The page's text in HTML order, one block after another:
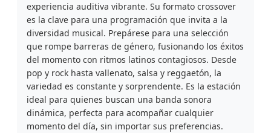
experiencia auditiva vibrante. Su formato crossover
es la clave para una programación que invita a la
diversidad musical. Prepárese para una selección
que rompe barreras de género, fusionando los éxitos
del momento con ritmos latinos contagiosos. Desde
pop y rock hasta vallenato, salsa y reggaetón, la
variedad es constante y sorprendente. Es la estación
ideal para quienes buscan una banda sonora
dinámica, perfecta para acompañar cualquier
momento del día, sin importar sus preferencias.